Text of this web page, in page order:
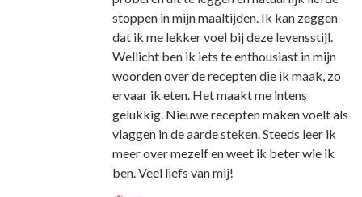
stoppen in mijn maaltijden. Ik kan zeggen
dat ik me lekker voel bij deze levensstijl.
Wellicht ben ik iets te enthousiast in mijn
woorden over de recepten die ik maak, zo
ervaar ik eten. Het maakt me intens
gelukkig. Nieuwe recepten maken voelt als
vlaggen in de aarde steken. Steeds leer ik
meer over mezelf en weet ik beter wie ik
ben. Veel liefs van mij!